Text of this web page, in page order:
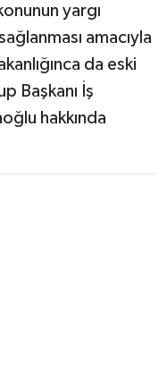
yargı
amacıyla
da eski
Başkanı İş
hakkında